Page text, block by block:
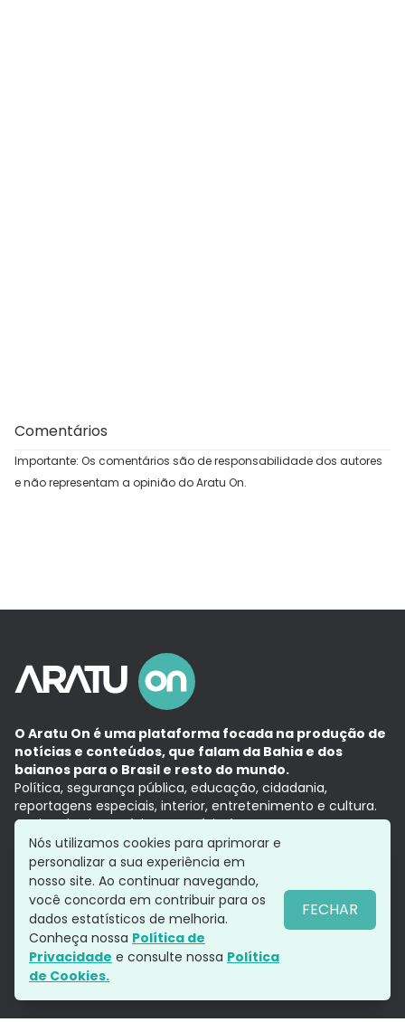
Comentários
Importante: Os comentários são de responsabilidade dos autores
e não representam a opinião do Aratu On.
O Aratu On é uma plataforma focada na produção de
notícias e conteúdos, que falam da Bahia e dos
baianos para o Brasil e resto do mundo.
Política, segurança pública, educação, cidadania,
reportagens especiais, interior, entretenimento e cultura.
Aqui, tudo vira notícia e a notícia é no tempo presente,
com a credibilidade do Grupo Aratu.
Grupo Aratu
Política de privacidade
Siga-nos
Nós utilizamos cookies para aprimorar e
personalizar a sua experiência em
nosso site. Ao continuar navegando,
você concorda em contribuir para os
dados estatísticos de melhoria.
Conheça nossa Política de
Privacidade e consulte nossa Política
de Cookies.
FECHAR